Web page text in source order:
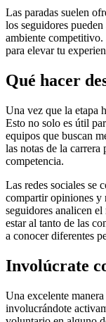
Las paradas suelen
los seguidores
ambiente competitivo.
para elevar tu
Qué hacer
Una vez que la etapa
Esto no solo es útil
equipos que buscan
las notas de la carrera
competencia.
Las redes sociales se
compartir opiniones y
seguidores analicen
estar al tanto de las
a conocer diferentes
Involúcrate
Una excelente
involucrándote